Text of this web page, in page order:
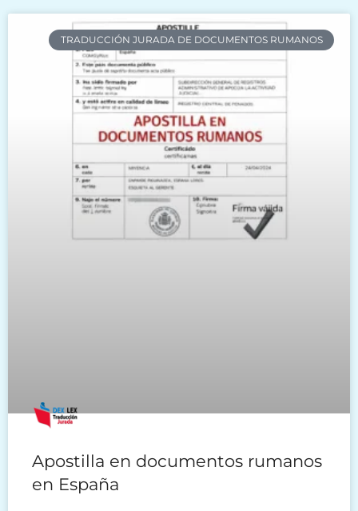
TRADUCCIÓN JURADA DE DOCUMENTOS RUMANOS
Apostilla en documentos rumanos
en España